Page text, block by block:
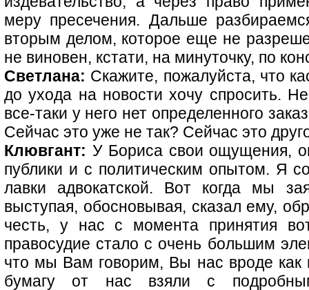
меру пресечения. Дальше
вторым делом, которое еще не
не виновен, кстати, на минуточку, по
Светлана: Скажите, пожалуйста, что
до ухода на новости хочу спросить.
все-таки у него нет определенного
Сейчас это уже не так? Сейчас это
Клювгант: У Бориса свои ощущения,
публики и с политическим опытом. Я
лавки адвокатской. Вот когда мы
выступая, обосновывая, сказал ему,
честь, у нас с момента принятия
правосудие стало с очень большим
что мы Вам говорим, Вы нас вроде как
бумагу от нас взяли с